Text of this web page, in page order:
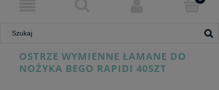
OSTRZE WYMIENNE ŁAMANE DO
NOŻYKA BEGO RAPIDI 40SZT